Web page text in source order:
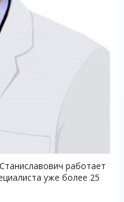
работает
уже более 25